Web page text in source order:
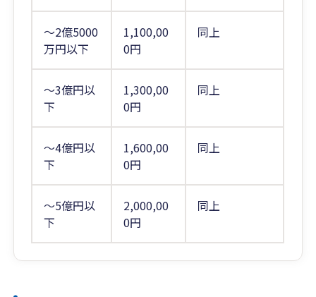
～2億5000
万円以下
1,100,00
0円
同上
～3億円以
下
1,300,00
0円
同上
～4億円以
下
1,600,00
0円
同上
～5億円以
下
2,000,00
0円
同上